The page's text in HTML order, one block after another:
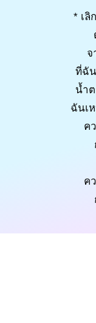
* เลิ
จ
ที่ฉั
น้ำ
ฉันเ
ค
ค